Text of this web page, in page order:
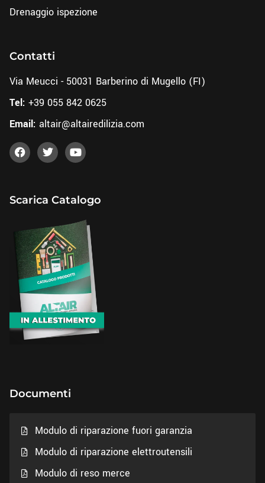
Drenaggio ispezione
Contatti
Via Meucci - 50031 Barberino di Mugello (FI)
Tel: +39 055 842 0625
Email: altair@altairedilizia.com
Scarica Catalogo
Documenti
Modulo di riparazione fuori garanzia
Modulo di riparazione elettroutensili
Modulo di reso merce